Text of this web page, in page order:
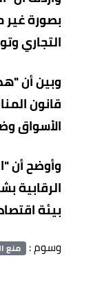
بصورة غير
التجاري
وبين أن
الأسواق
وأوضح أن
الرقابية
بيئة
وسوم : منع